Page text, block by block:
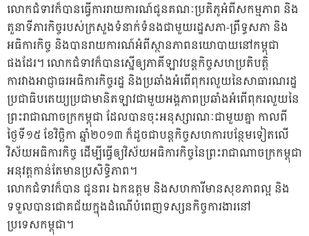
លោកជំទាវក៏បានធ្វើការរាយការណ៍ជូនគណៈប្រតិភូអំពីសកម្មភាព និង
តួនាទីភារកិច្ចរបស់ក្រសួងទំនាក់ទំនងជាមួយរដ្ឋសភា-ព្រឹទ្ធសភា និង
អធិការកិច្ច និងបានរាយការណ៍អំពីស្ថានភាពនយោបាយនៅកម្ពុជា
ផងដែរ។ លោកជំទាវក៏បានស្នើឲ្យភាគីឡាវបន្តកិច្ចសហប្រតិបត្តិ
ការវាងអាជ្ញាធរអធិការកិច្ចរដ្ឋ និងប្រឆាំងអំពើពុករលួយនៃសាធារណរដ្ឋ
ប្រជាធិបតេយ្យប្រជាមានិតឡាវជាមួយអង្គភាពប្រឆាំងអំពើពុករលួយនៃ
ព្រះរាជាណាចក្រកម្ពុជា ដែលបានចុះអនុស្សារណៈជាមួយគ្នា កាលពី
ថ្ងៃទី១៥ ខែវិច្ឆិកា ឆ្នាំ២០១៣ ក៏ដូចជាបន្តកិច្ចសហការបន្ថែមទៀតលើ
វិស័យអធិការកិច្ច ដើម្បីធ្វើឲ្យវិស័យអធិការកិច្ចនៃព្រះរាជាណាចក្រកម្ពុជា
អនុវត្តកាន់តែមានប្រសិទ្ធិភាព។
លោកជំទាវក៏បាន ជូនពរ ឯកឧត្តម និងសហការីមានសុខភាពល្អ និង
ទទួលបានជោគជ័យក្នុងដំណើបំពេញទស្សនកិច្ចការងារនៅ
ប្រទេសកម្ពុជា។